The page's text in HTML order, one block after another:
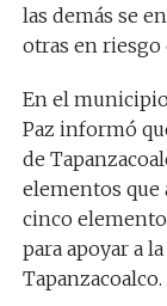
las demás se
otras en riesgo
En el municipio
Paz informó
de
elementos que
cinco
para apoyar a
Tapanzacoalco.